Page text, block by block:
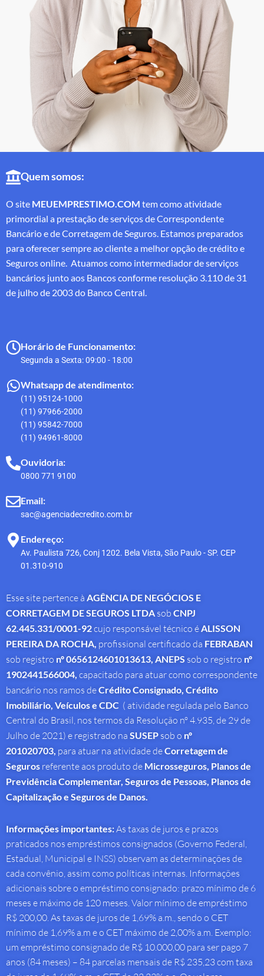
Quem somos:
O site MEUEMPRESTIMO.COM tem como atividade
primordial a prestação de serviços de Correspondente
Bancário e de Corretagem de Seguros. Estamos preparados
para oferecer sempre ao cliente a melhor opção de crédito e
Seguros online. Atuamos como intermediador de serviços
bancários junto aos Bancos conforme resolução 3.110 de 31
de julho de 2003 do Banco Central.
Horário de Funcionamento:
Segunda a Sexta: 09:00 - 18:00
Whatsapp de atendimento:
(11) 95124-1000
(11) 97966-2000
(11) 95842-7000
(11) 94961-8000
Ouvidoria:
0800 771 9100
Email:
sac@agenciadecredito.com.br
Endereço:
Av. Paulista 726, Conj 1202. Bela Vista, São Paulo - SP. CEP
01.310-910
Esse site pertence à AGÊNCIA DE NEGÓCIOS E
CORRETAGEM DE SEGUROS LTDA sob CNPJ
62.445.331/0001-92cujo responsável técnico é ALISSON
PEREIRA DA ROCHA profissional certificado da FEBRABAN
sob registro nº 0656124601013613, ANEPS sob o registro nº
1902441566004, capacitado para atuar como correspondente
bancário nos ramos deCrédito Consignado, Crédito
Imobiliário, Veículos e CDC ( atividade regulada pelo Banco
Central do Brasil, nos termos da Resolução nº 4.935, de 29 de
Julho de 2021) e registrado na SUSEP sob o nº
201020703, para atuar na atividade deCorretagem de
Seguros referente aos produto de Microsseguros, Planos de
Previdência Complementar, Seguros de Pessoas, Planos de
Capitalização e Seguros de Danos.
Informações importantes:As taxas de juros e prazos
praticados nos empréstimos consignados (Governo Federal,
Estadual, Municipal e INSS) observam as determinações de
cada convênio, assim como políticas internas. Informações
adicionais sobre o empréstimo consignado: prazo mínimo de 6
meses e máximo de 120 meses. Valor mínimo de empréstimo
R$ 200,00. As taxas de juros de 1,69% a.m., sendo o CET
mínimo de 1,69% a.m e o CET máximo de 2,00% a.m. Exemplo:
um empréstimo consignado de R$ 10.000,00 para ser pago 7
anos (84 meses) – 84 parcelas mensais de R$ 235,23 com taxa